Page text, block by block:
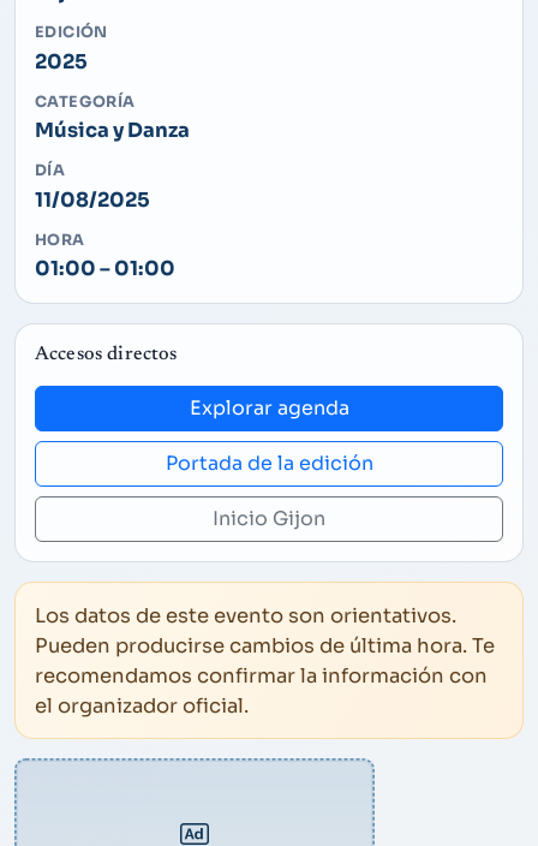
EDICIÓN
2025
CATEGORÍA
Música y Danza
DÍA
11/08/2025
HORA
01:00 – 01:00
Accesos directos
Explorar agenda
Portada de la edición
Inicio Gijon
Los datos de este evento son orientativos.
Pueden producirse cambios de última hora. Te
recomendamos confirmar la información con
el organizador oficial.